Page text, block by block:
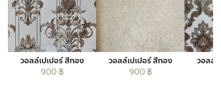
วอลล์เปเปอร์ สีทอง
900 ฿
วอลล์เปเปอร์ สีทอง
900 ฿
วอลล์